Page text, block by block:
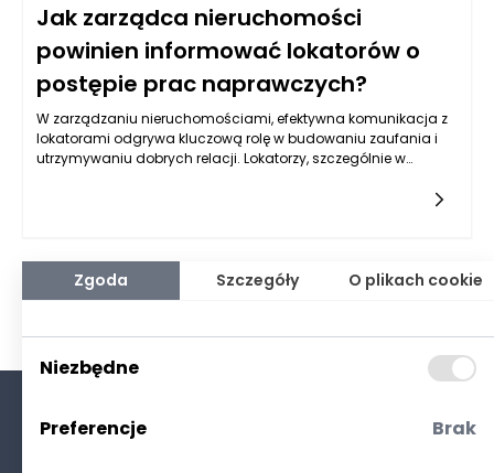
Jak zarządca nieruchomości
powinien informować lokatorów o
postępie prac naprawczych?
W zarządzaniu nieruchomościami, efektywna komunikacja z
lokatorami odgrywa kluczową rolę w budowaniu zaufania i
utrzymywaniu dobrych relacji. Lokatorzy, szczególnie w
Informowanie lokatorów o statusie prac nie tylko minimalizuje
ich obawy, ale także zwiększa ich komfort i poczucie
bezpieczeństwa. Warto więc zrozumieć, jak istotne jest
trwania prac remontowych w nieruchomości.
Zgoda Szczegóły O plikach cookie
Niezbędne
Preferencje Brak